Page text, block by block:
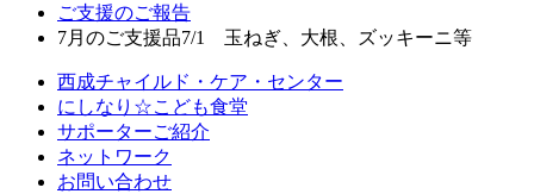
ご支援のご報告
7月のご支援品7/1 玉ねぎ、大根、ズッキーニ等
西成チャイルド・ケア・センター
にしなり☆こども食堂
サポーターご紹介
ネットワーク
お問い合わせ